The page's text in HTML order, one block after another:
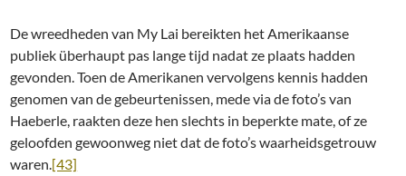
De wreedheden van My Lai bereikten het Amerikaanse
publiek überhaupt pas lange tijd nadat ze plaats hadden
gevonden. Toen de Amerikanen vervolgens kennis hadden
genomen van de gebeurtenissen, mede via de foto’s van
Haeberle, raakten deze hen slechts in beperkte mate, of ze
geloofden gewoonweg niet dat de foto’s waarheidsgetrouw
waren.[43]